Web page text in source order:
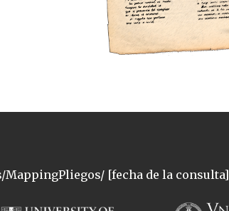
[fecha de la consulta]